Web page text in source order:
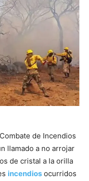
de Incendios
llamado a no arrojar
de cristal a la orilla
incendios ocurridos